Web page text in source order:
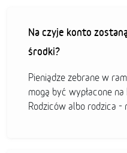
Na czyje konto
środki?
Pieniądze zebrane w
mogą być wypłacone
Rodziców albo rodzica